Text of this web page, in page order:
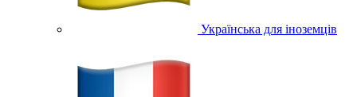
Українська для іноземців